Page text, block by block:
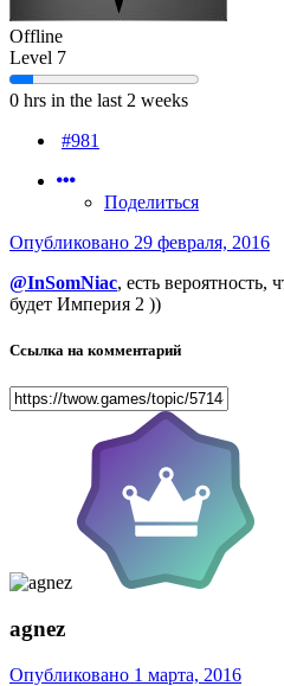
Offline
Level 7
0 hrs in the last 2 weeks
#981
Поделиться
Опубликовано 29 февраля, 2016
@InSomNiac, есть
будет Империя 2 ))
Ссылка на комментарий
agnez
Опубликовано 1 марта, 2016